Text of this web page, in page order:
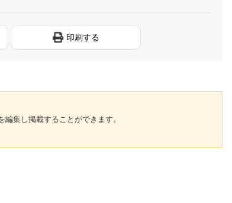
印刷する
集し掲載することができます。